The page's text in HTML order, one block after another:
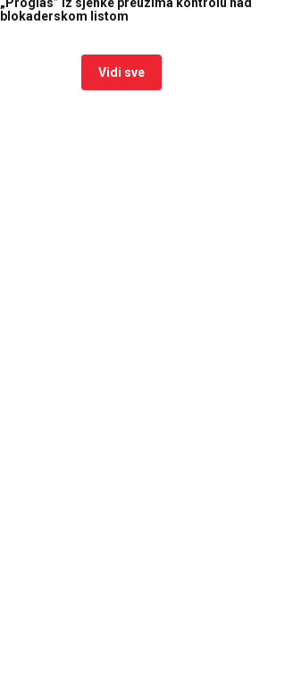
blokaderskom listom
Vidi sve